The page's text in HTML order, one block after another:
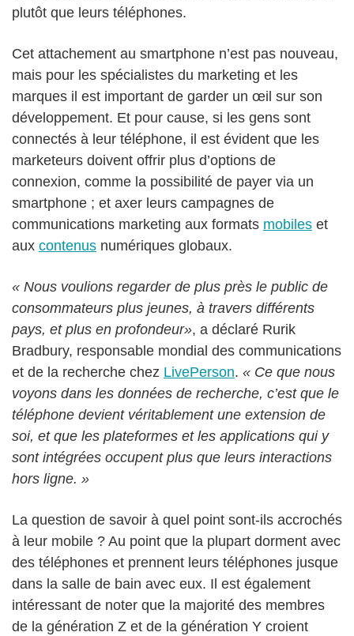
plutôt que leurs téléphones.
Cet attachement au smartphone n’est pas nouveau,
mais pour les spécialistes du marketing et les
marques il est important de garder un œil sur son
développement. Et pour cause, si les gens sont
connectés à leur téléphone, il est évident que les
marketeurs doivent offrir plus d’options de
connexion, comme la possibilité de payer via un
smartphone ; et axer leurs campagnes de
communications marketing aux formats mobiles et
aux contenus numériques globaux.
« Nous voulions regarder de plus près le public de
consommateurs plus jeunes, à travers différents
pays, et plus en profondeur», a déclaré Rurik
Bradbury, responsable mondial des communications
et de la recherche chez LivePerson. « Ce que nous
voyons dans les données de recherche, c’est que le
téléphone devient véritablement une extension de
soi, et que les plateformes et les applications qui y
sont intégrées occupent plus que leurs interactions
hors ligne. »
La question de savoir à quel point sont-ils accrochés
à leur mobile ? Au point que la plupart dorment avec
des téléphones et prennent leurs téléphones jusque
dans la salle de bain avec eux. Il est également
intéressant de noter que la majorité des membres
de la génération Z et de la génération Y croient